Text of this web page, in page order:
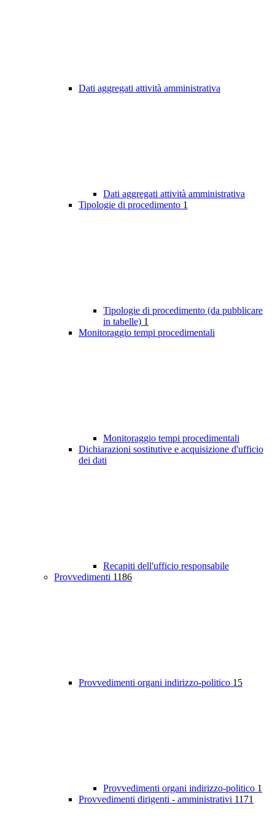
Dati aggregati attività amministrativa
Dati aggregati attività amministrativa
Tipologie di procedimento 1
Tipologie di procedimento (da pubblicare
in tabelle) 1
Monitoraggio tempi procedimentali
Monitoraggio tempi procedimentali
Dichiarazioni sostitutive e acquisizione d'ufficio
dei dati
Recapiti dell'ufficio responsabile
Provvedimenti 1186
Provvedimenti organi indirizzo-politico 15
Provvedimenti organi indirizzo-politico 1
Provvedimenti dirigenti - amministrativi 1171